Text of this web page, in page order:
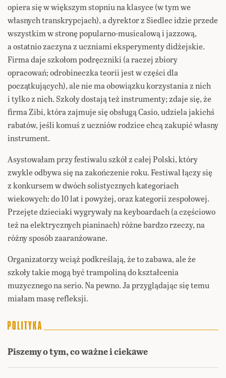
opiera się w większym stopniu na klasyce (w tym we
własnych transkrypcjach), a dyrektor z Siedlec idzie przede
wszystkim w stronę popularno-musicalową i jazzową,
a ostatnio zaczyna z uczniami eksperymenty didżejskie.
Firma daje szkołom podręczniki (a raczej zbiory
opracowań; odrobineczka teorii jest w części dla
początkujących), ale nie ma obowiązku korzystania z nich
i tylko z nich. Szkoły dostają też instrumenty; zdaje się, że
firma Zibi, która zajmuje się obsługą Casio, udziela jakichś
rabatów, jeśli komuś z uczniów rodzice chcą zakupić własny
instrument.
Asystowałam przy festiwalu szkół z całej Polski, który
zwykle odbywa się na zakończenie roku. Festiwal łączy się
z konkursem w dwóch solistycznych kategoriach
wiekowych: do 10 lat i powyżej, oraz kategorii zespołowej.
Przejęte dzieciaki wygrywały na keyboardach (a częściowo
też na elektrycznych pianinach) różne bardzo rzeczy, na
różny sposób zaaranżowane.
Organizatorzy wciąż podkreślają, że to zabawa, ale że
szkoły takie mogą być trampoliną do kształcenia
muzycznego na serio. Na pewno. Ja przyglądając się temu
miałam masę refleksji.
Piszemy o tym, co ważne i ciekawe